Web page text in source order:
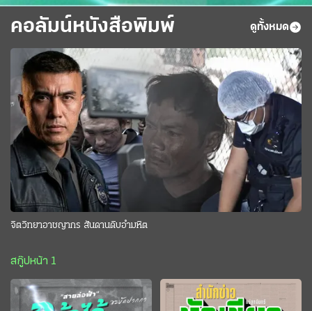
คอลัมน์หนังสือพิมพ์ ดูทั้งหมด
จิตวิทยาอาชญากร สันดานดิบอำมหิต
สกู๊ปหน้า 1